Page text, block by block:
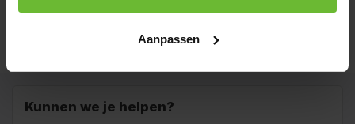
Aanpassen
levertijd 1 tot 3
Totaal: €184,00
Kunnen we je helpen?